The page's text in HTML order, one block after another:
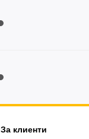
За клиенти